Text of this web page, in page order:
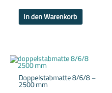
In den Warenkorb
Doppelstabmatte 8/6/8 –
2500 mm
Dieses
Produkt
mehrere